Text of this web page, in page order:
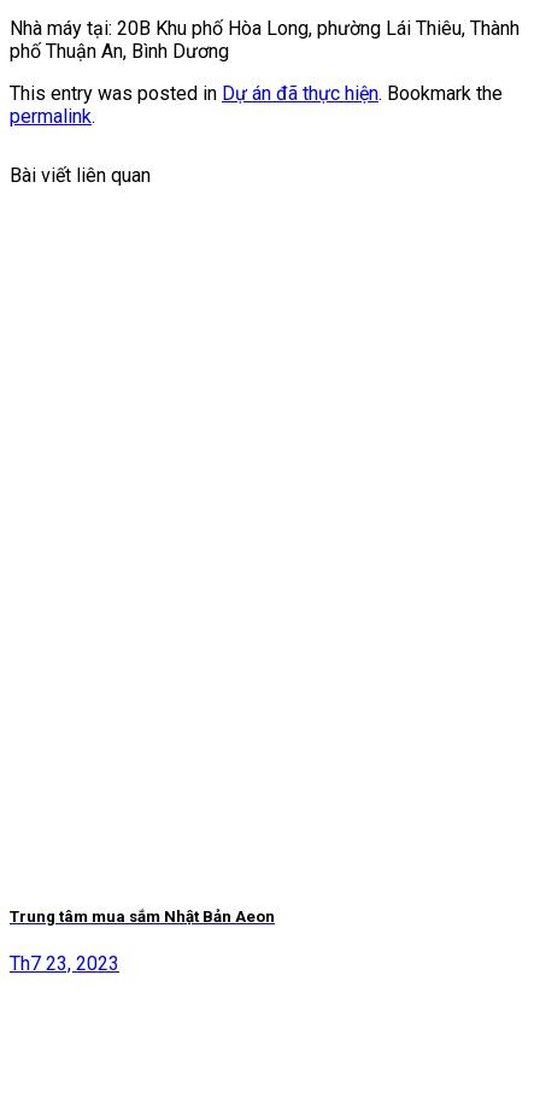
Nhà máy tại: 20B Khu phố Hòa Long, phường Lái Thiêu, Thành
phố Thuận An, Bình Dương
This entry was posted in Dự án đã thực hiện. Bookmark the
permalink.
Bài viết liên quan
Trung tâm mua sắm Nhật Bản Aeon
Th7 23, 2023